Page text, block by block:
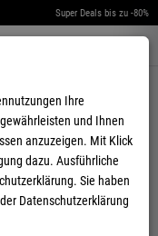
Super Deals bis zu -80%
Warenkorb aufklappen
Ihre
und Ihnen
anzuzeigen. Mit Klick
dazu. Ausführliche
Sie haben
Datenschutzerklärung